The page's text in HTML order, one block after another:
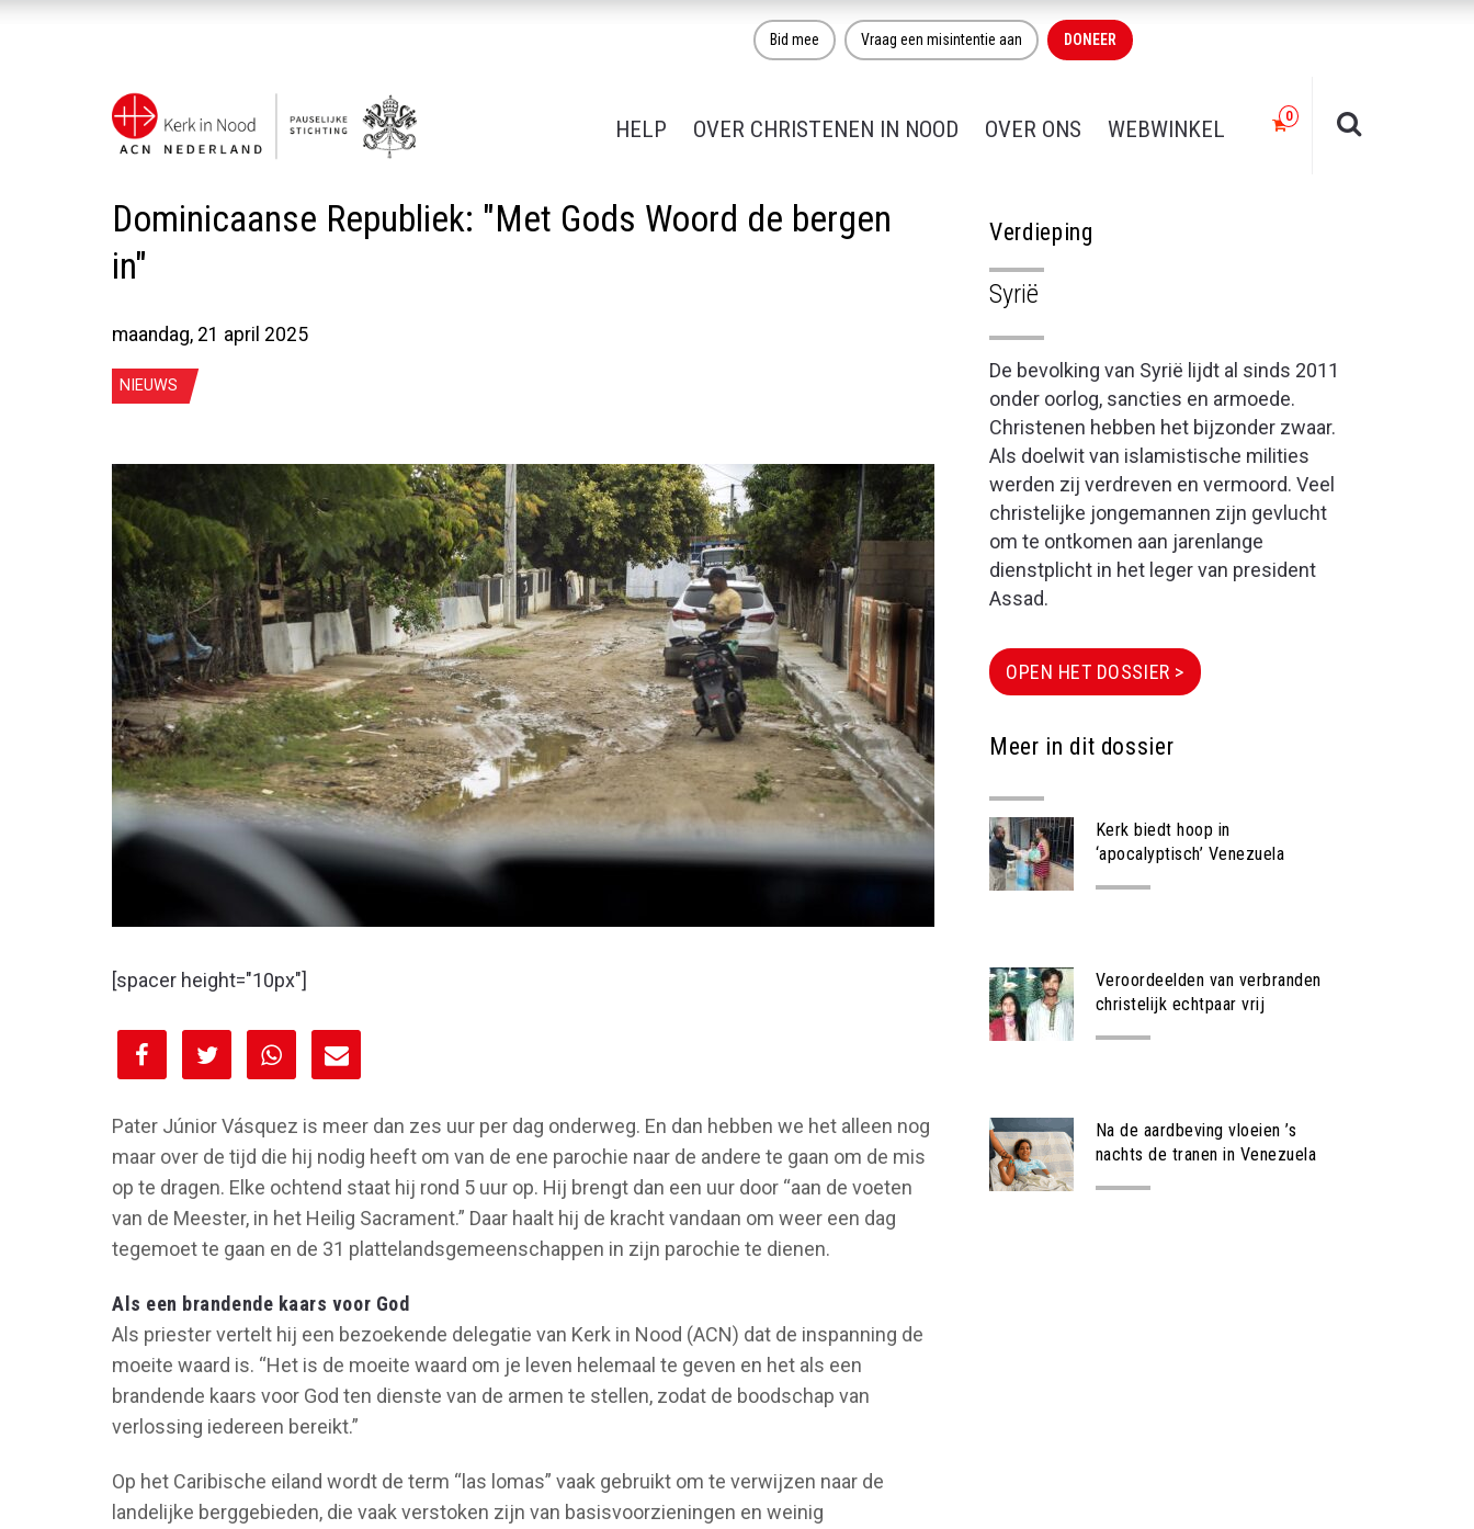
Bid mee Vraag een misintentie aan DONEER
HELP OVER CHRISTENEN IN NOOD OVER ONS WEBWINKEL
Dominicaanse Republiek: "Met Gods Woord de bergen
in"
maandag, 21 april 2025
NIEUWS
[spacer height="10px"]
[spacer height="10px"]
Pater Júnior Vásquez is meer dan zes uur per dag onderweg. En dan hebben we het alleen nog
maar over de tijd die hij nodig heeft om van de ene parochie naar de andere te gaan om de mis
op te dragen. Elke ochtend staat hij rond 5 uur op. Hij brengt dan een uur door “aan de voeten
van de Meester, in het Heilig Sacrament.” Daar haalt hij de kracht vandaan om weer een dag
tegemoet te gaan en de 31 plattelandsgemeenschappen in zijn parochie te dienen.
Als een brandende kaars voor God
Als priester vertelt hij een bezoekende delegatie van Kerk in Nood (ACN) dat de inspanning de
moeite waard is. “Het is de moeite waard om je leven helemaal te geven en het als een
brandende kaars voor God ten dienste van de armen te stellen, zodat de boodschap van
verlossing iedereen bereikt.”
Op het Caribische eiland wordt de term “las lomas” vaak gebruikt om te verwijzen naar de
landelijke berggebieden, die vaak verstoken zijn van basisvoorzieningen en weinig
Verdieping
Syrië
De bevolking van Syrië lijdt al sinds 2011
onder oorlog, sancties en armoede.
Christenen hebben het bijzonder zwaar.
Als doelwit van islamistische milities
werden zij verdreven en vermoord. Veel
christelijke jongemannen zijn gevlucht
om te ontkomen aan jarenlange
dienstplicht in het leger van president
Assad.
OPEN HET DOSSIER >
Meer in dit dossier
Kerk biedt hoop in
‘apocalyptisch’ Venezuela
Veroordeelden van verbranden
christelijk echtpaar vrij
Na de aardbeving vloeien ’s
nachts de tranen in Venezuela